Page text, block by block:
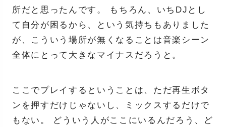
所だと思ったんです。 もちろん、いちDJとし
て自分が困るから、という気持ちもありました
が、こういう場所が無くなることは音楽シーン
全体にとって大きなマイナスだろうと。
ここでプレイするということは、ただ再生ボタ
ンを押すだけじゃないし、ミックスするだけで
もない。 どういう人がここにいるんだろう、ど